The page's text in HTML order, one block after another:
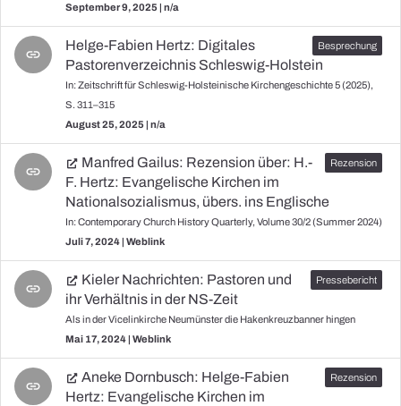
September 9, 2025 | n/a
link
Helge-Fabien Hertz: Digitales
Pastorenverzeichnis Schleswig-Holstein
In: Zeitschrift für Schleswig-Holsteinische Kirchengeschichte 5 (2025),
S. 311–315
August 25, 2025 | n/a
link
Manfred Gailus: Rezension über: H.-
F. Hertz: Evangelische Kirchen im
Nationalsozialismus, übers. ins Englische
In: Contemporary Church History Quarterly, Volume 30/2 (Summer 2024)
Juli 7, 2024 | Weblink
link
Kieler Nachrichten: Pastoren und
ihr Verhältnis in der NS-Zeit
Als in der Vicelinkirche Neumünster die Hakenkreuzbanner hingen
Mai 17, 2024 | Weblink
link
Aneke Dornbusch: Helge-Fabien
Hertz: Evangelische Kirchen im